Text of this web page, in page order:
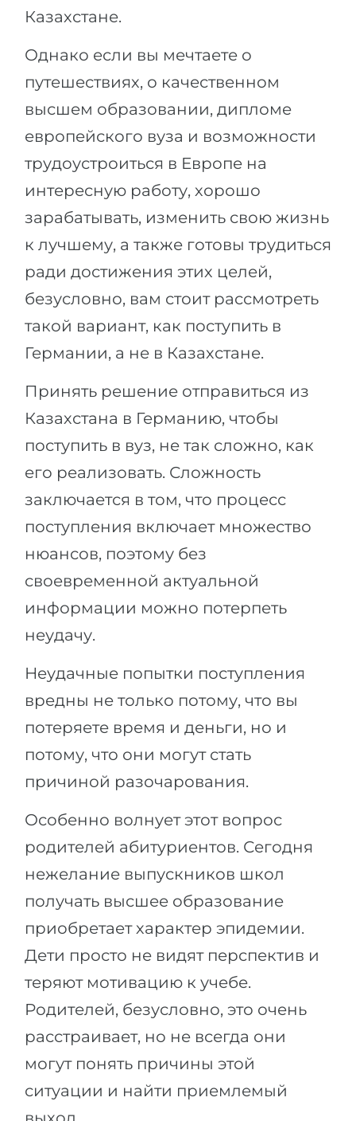
Казахстане.
Однако если вы мечтаете о
путешествиях, о качественном
высшем образовании, дипломе
европейского вуза и возможности
трудоустроиться в Европе на
интересную работу, хорошо
зарабатывать, изменить свою жизнь
к лучшему, а также готовы трудиться
ради достижения этих целей,
безусловно, вам стоит рассмотреть
такой вариант, как поступить в
Германии, а не в Казахстане.
Принять решение отправиться из
Казахстана в Германию, чтобы
поступить в вуз, не так сложно, как
его реализовать. Сложность
заключается в том, что процесс
поступления включает множество
нюансов, поэтому без
своевременной актуальной
информации можно потерпеть
неудачу.
Неудачные попытки поступления
вредны не только потому, что вы
потеряете время и деньги, но и
потому, что они могут стать
причиной разочарования.
Особенно волнует этот вопрос
родителей абитуриентов. Сегодня
нежелание выпускников школ
получать высшее образование
приобретает характер эпидемии.
Дети просто не видят перспектив и
теряют мотивацию к учебе.
Родителей, безусловно, это очень
расстраивает, но не всегда они
могут понять причины этой
ситуации и найти приемлемый